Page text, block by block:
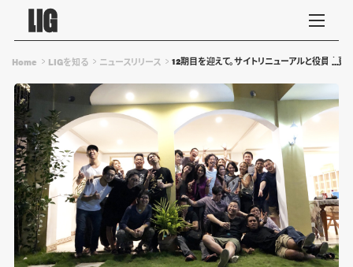
Home LIGを知る ニュースリリース 12期目を迎えて。サイトリニューアルと役員変更